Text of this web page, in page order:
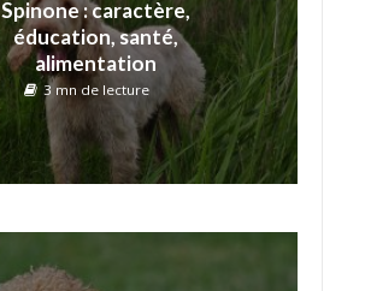
Spinone : caractère,
éducation, santé,
alimentation
3 mn de lecture